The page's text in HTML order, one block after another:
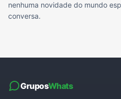
nenhuma novidade do mundo
conversa.
GruposWhats